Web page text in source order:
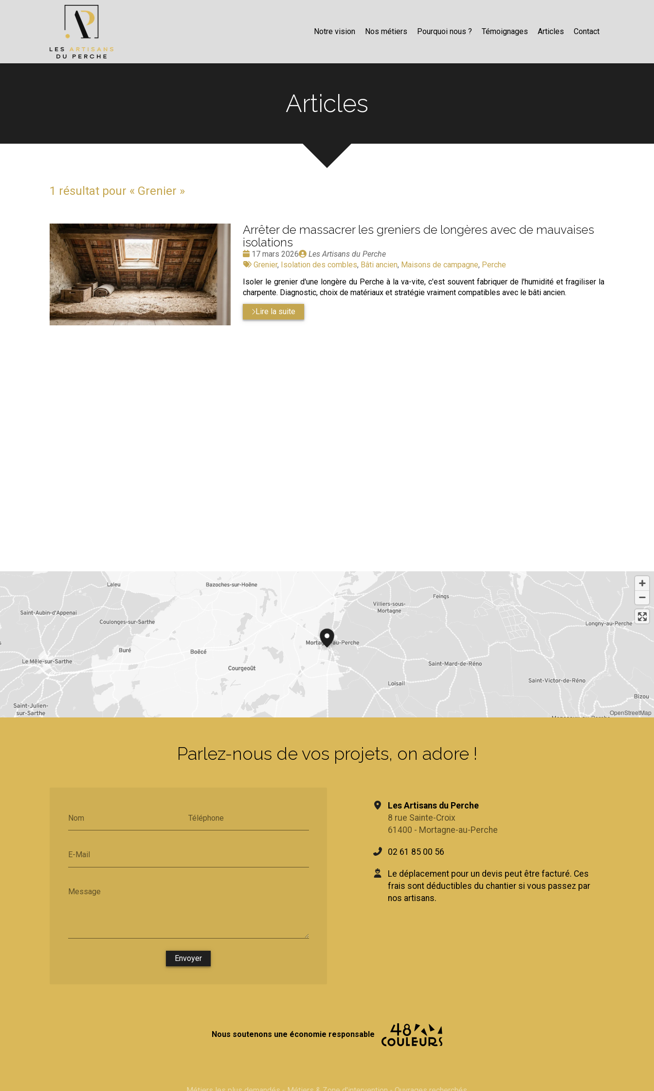
Notre vision Nos métiers Pourquoi nous ? Témoignages Articles Contact
Articles
1 résultat pour « Grenier »
Arrêter de massacrer les greniers de longères avec de mauvaises
isolations
Date
:
17 mars 2026
Publié
par
Les Artisans du Perche
Tags
Grenier, Isolation des combles, Bâti ancien, Maisons de campagne, Perche
Isoler le grenier d'une longère du Perche à la va-vite, c'est souvent fabriquer de l'humidité et fragiliser la
charpente. Diagnostic, choix de matériaux et stratégie vraiment compatibles avec le bâti ancien.
Lire la suite
OpenStreetMap
Parlez-nous de vos projets, on adore !
Nom Téléphone
E-Mail
Message
Envoyer
Les Artisans du Perche
8 rue Sainte-Croix
61400 - Mortagne-au-Perche
02 61 85 00 56
Le déplacement pour un devis peut être facturé. Ces
frais sont déductibles du chantier si vous passez par
nos artisans.
Nous soutenons une économie responsable